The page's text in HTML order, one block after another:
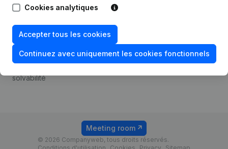
Cookies analytiques
Accepter tous les cookies
Continuez avec uniquement les cookies fonctionnels
Consulter des comptes
Recherche de numéro de
TVA
solvabilité
Tarifs
© 2026 Companyweb, tous droits réservés.
Meeting room